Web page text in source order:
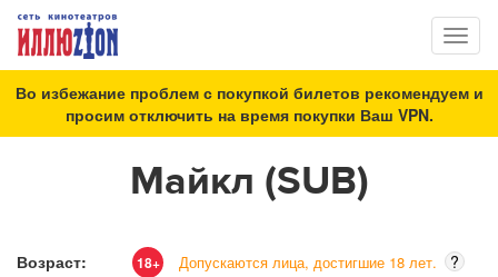
Во избежание проблем с покупкой билетов рекомендуем и
просим отключить на время покупки Ваш VPN.
Майкл (SUB)
Возраст: 18+ Допускаются лица, достигшие 18 лет.
?